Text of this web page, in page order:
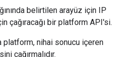
belirtilen arayüz için IP
çağıracağı bir platform API'si.
platform, nihai sonucu içeren
çağırmalıdır.